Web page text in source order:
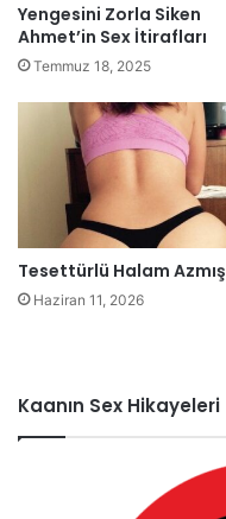
Yengesini Zorla Siken
Ahmet’in Sex İtirafları
Temmuz 18, 2025
Tesettürlü Halam Azmış
Haziran 11, 2026
Kaanın Sex Hikayeleri